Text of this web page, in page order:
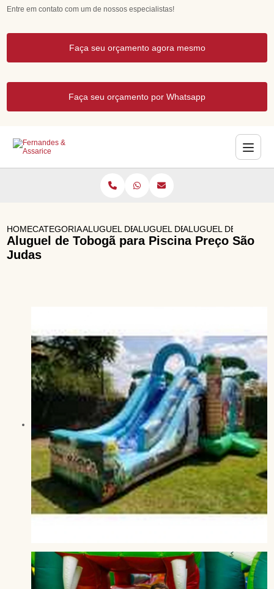
Entre em contato com um de nossos especialistas!
Faça seu orçamento agora mesmo
Faça seu orçamento por Whatsapp
HOMECATEGORIASALUGUEL DE BRINQUEDOS
ALUGUEL DE BRINQUEDOS PARA
ALUGUEL DE
Aluguel de Tobogã para Piscina Preço São
Judas